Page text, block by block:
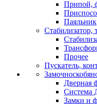
Припой,
Паяльник
Стабилизатор,
Прочее
Пускатель,
Дверная
Система
Замки и